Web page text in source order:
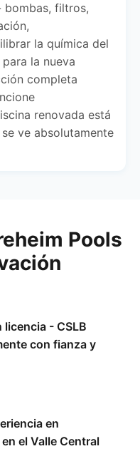
bombas, filtros,
la química del
la nueva
completa
renovada está
ve absolutamente
Pools
- CSLB
con fianza y
en
el Valle Central